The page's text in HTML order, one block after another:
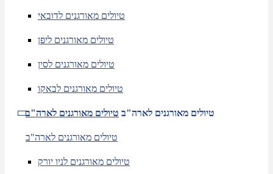
טיולים מאורגנים לדובאי
טיולים מאורגנים ליפן
טיולים מאורגנים לסין
טיולים מאורגנים לבאקו
טיולים מאורגנים לארה"ב טיולים מאורגנים לארה"ב
טיולים מאורגנים לארה"ב
טיולים מאורגנים לניו יורק